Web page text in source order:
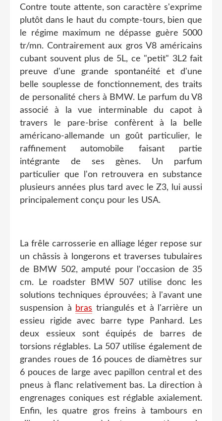
Contre toute attente, son caractère s'exprime
plutôt dans le haut du compte-tours, bien que
le régime maximum ne dépasse guère 5000
tr/mn. Contrairement aux gros V8 américains
cubant souvent plus de 5L, ce "petit" 3L2 fait
preuve d'une grande spontanéité et d'une
belle souplesse de fonctionnement, des traits
de personalité chers à BMW. Le parfum du V8
associé à la vue interminable du capot à
travers le pare-brise confèrent à la belle
américano-allemande un goût particulier, le
raffinement automobile faisant partie
intégrante de ses gènes. Un parfum
particulier que l'on retrouvera en substance
plusieurs années plus tard avec le Z3, lui aussi
principalement conçu pour les USA.
La frêle carrosserie en alliage léger repose sur
un châssis à longerons et traverses tubulaires
de BMW 502, amputé pour l'occasion de 35
cm. Le roadster BMW 507 utilise donc les
solutions techniques éprouvées; à l'avant une
suspension à bras triangulés et à l'arrière un
essieu rigide avec barre type Panhard. Les
deux essieux sont équipés de barres de
torsions réglables. La 507 utilise également de
grandes roues de 16 pouces de diamètres sur
6 pouces de large avec papillon central et des
pneus à flanc relativement bas. La direction à
engrenages coniques est réglable axialement.
Enfin, les quatre gros freins à tambours en